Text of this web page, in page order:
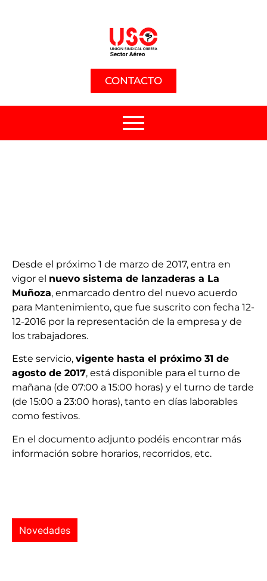
CONTACTO
Desde el próximo 1 de marzo de 2017, entra en
vigor el nuevo sistema de lanzaderas a La
Muñoza, enmarcado dentro del nuevo acuerdo
para Mantenimiento, que fue suscrito con fecha 12-
12-2016 por la representación de la empresa y de
los trabajadores.
Este servicio, vigente hasta el próximo 31 de
agosto de 2017, está disponible para el turno de
mañana (de 07:00 a 15:00 horas) y el turno de tarde
(de 15:00 a 23:00 horas), tanto en días laborables
como festivos.
En el documento adjunto podéis encontrar más
información sobre horarios, recorridos, etc.
Novedades